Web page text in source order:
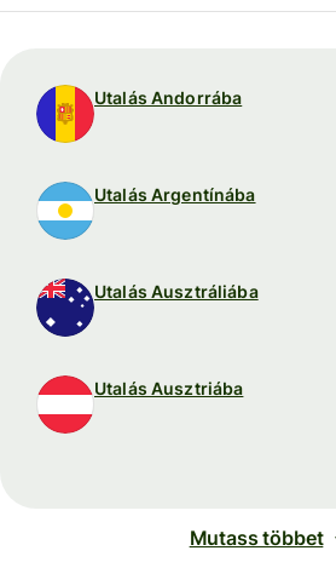
Utalás Andorrába
Utalás Argentínába
Utalás Ausztráliába
Utalás Ausztriába
Mutass többet